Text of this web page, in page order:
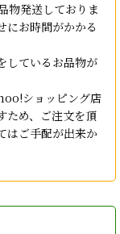
物発送しておりま
にお時間がかかる
しているお品物が
ショッピング店
ため、ご注文を頂
はご手配が出来か